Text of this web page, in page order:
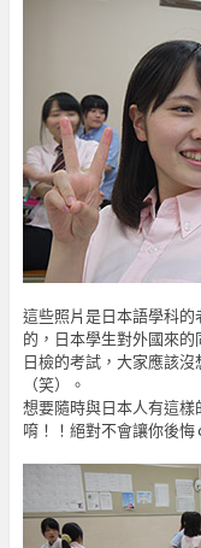
這些照片是日本語學科
的，日本學生對外國來
日檢的考試，大家應該
（笑）。
想要隨時與日本人有這
唷！！絕對不會讓你後悔